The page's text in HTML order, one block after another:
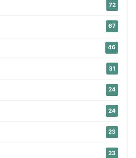
72
67
46
31
24
24
23
23